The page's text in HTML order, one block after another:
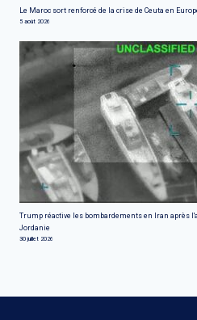
Le Maroc sort renforcé de la crise de Ceuta en
5 août 2026
Trump réactive les bombardements en Iran après
Jordanie
30 juillet 2026